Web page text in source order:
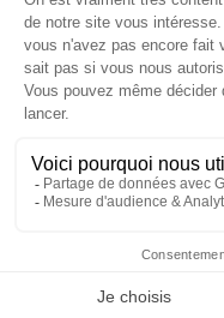
Notre documentation
JE TÉLÉCHARGE